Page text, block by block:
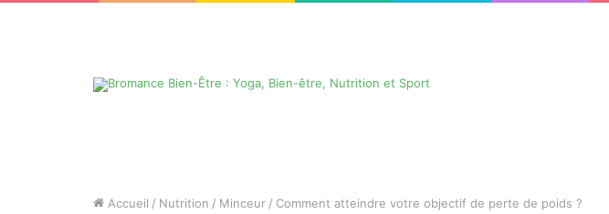
Accueil / Nutrition / Minceur / Comment atteindre votre objectif de perte de poids ?